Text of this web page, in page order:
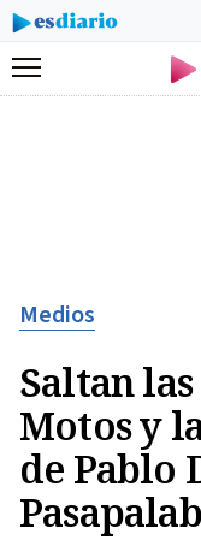
Menú
Medios
Saltan
Motos y
de Pablo